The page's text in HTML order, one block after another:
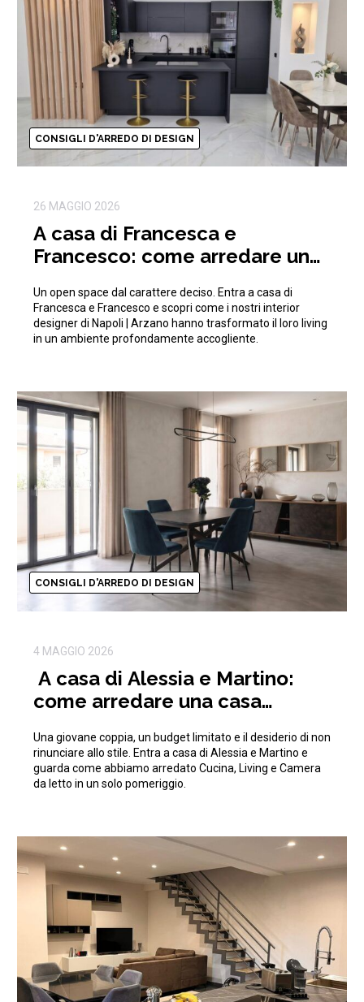
CONSIGLI D'ARREDO DI DESIGN
26 MAGGIO 2026
A casa di Francesca e
Francesco: come arredare un
tendenza
Un open space dal carattere deciso. Entra a casa di
Francesca e Francesco e scopri come i nostri interior
designer di Napoli | Arzano hanno trasformato il loro living
in un ambiente profondamente accogliente.
CONSIGLI D'ARREDO DI DESIGN
4 MAGGIO 2026
A casa di Alessia e Martino:
come arredare una casa
Una giovane coppia, un budget limitato e il desiderio di non
rinunciare allo stile. Entra a casa di Alessia e Martino e
guarda come abbiamo arredato Cucina, Living e Camera
da letto in un solo pomeriggio.